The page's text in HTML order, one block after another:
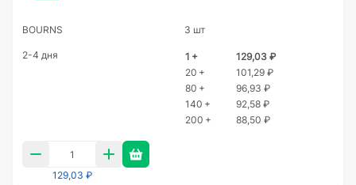
BOURNS 3 шт
2-4 дня 1 +
129,03 ₽
20 +
101,29 ₽
80 +
96,93 ₽
140 +
92,58 ₽
200 +
88,50 ₽
129,03 ₽